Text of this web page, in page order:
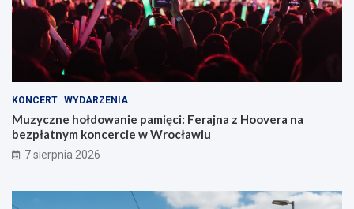
KONCERT WYDARZENIA
Muzyczne hołdowanie pamięci: Ferajna z Hoovera na
bezpłatnym koncercie w Wrocławiu
7 sierpnia 2026